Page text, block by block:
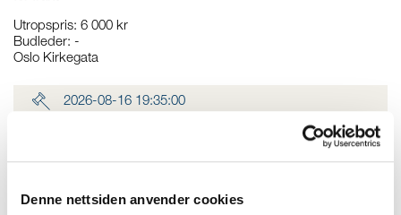
Denne nettsiden anvender cookies
Utropspris: 6 000 kr
Budleder: -
Oslo Kirkegata
2026-08-16 19:35:00